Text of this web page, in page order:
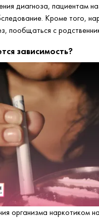
диагноза, пациентам
Кроме того,
пообщаться с
зависимость?
организма наркотиком